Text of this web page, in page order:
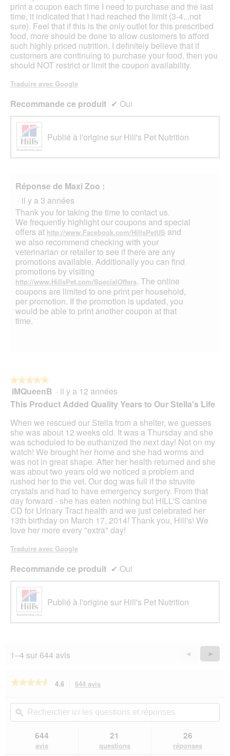
print a coupon each time I need to purchase and the last
time, it indicated that I had reached the limit (3-4...not
sure). Feel that if this is the only outlet for this prescribed
food, more should be done to allow customers to afford
such highly priced nutrition. I definitely believe that if
customers are continuing to purchase your food, then you
should NOT restrict or limit the coupon availability.
Traduire avec Google
Recommande ce produit ✔ Oui
Publié à l'origine sur Hill's Pet Nutrition
Réponse de Maxi Zoo :
· il y a 3 années
Thank you for taking the time to contact us.
We frequently highlight our coupons and special
offers at http://www.Facebook.com/HillsPetUS and
we also recommend checking with your
veterinarian or retailer to see if there are any
promotions available. Additionally you can find
promotions by visiting
http://www.HillsPet.com/SpecialOffers. The online
coupons are limited to one print per household,
per promotion. If the promotion is updated, you
would be able to print another coupon at that
time.
★★★★★
★★★★★
5
étoiles.
IMQueenB · il y a 12 années
This Product Added Quality Years to Our Stella's Life
When we rescued our Stella from a shelter, we guesses
she was about 12 weeks old. It was a Thursday and she
was scheduled to be euthanized the next day! Not on my
watch! We brought her home and she had worms and
was not in great shape. After her health returned and she
was about two years old we noticed a problem and
rushed her to the vet. Our dog was full if the struvite
crystals and had to have emergency surgery. From that
day forward - she has eaten nothing but HILL'S canine
CD for Urinary Tract health and we just celebrated her
13th birthday on March 17, 2014! Thank you, Hill's! We
love her more every "extra" day!
Traduire avec Google
Recommande ce produit ✔ Oui
Publié à l'origine sur Hill's Pet Nutrition
1–4 sur 644 avis
Précédent
Reviews
◄ ►
★★★★★
★★★★★
5
les
sur
4.6 644 avis
vous
redirigera
vers
avis.
Rechercher
ici
les
questions
réponses
ϙ
644
avis
21
questions
26
réponses